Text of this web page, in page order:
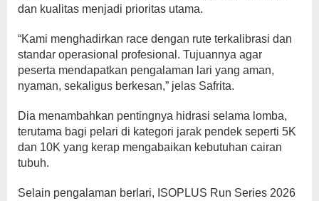
dan kualitas menjadi prioritas utama.
“Kami menghadirkan race dengan rute terkalibrasi dan
standar operasional profesional. Tujuannya agar
peserta mendapatkan pengalaman lari yang aman,
nyaman, sekaligus berkesan,” jelas Safrita.
Dia menambahkan pentingnya hidrasi selama lomba,
terutama bagi pelari di kategori jarak pendek seperti 5K
dan 10K yang kerap mengabaikan kebutuhan cairan
tubuh.
Selain pengalaman berlari, ISOPLUS Run Series 2026